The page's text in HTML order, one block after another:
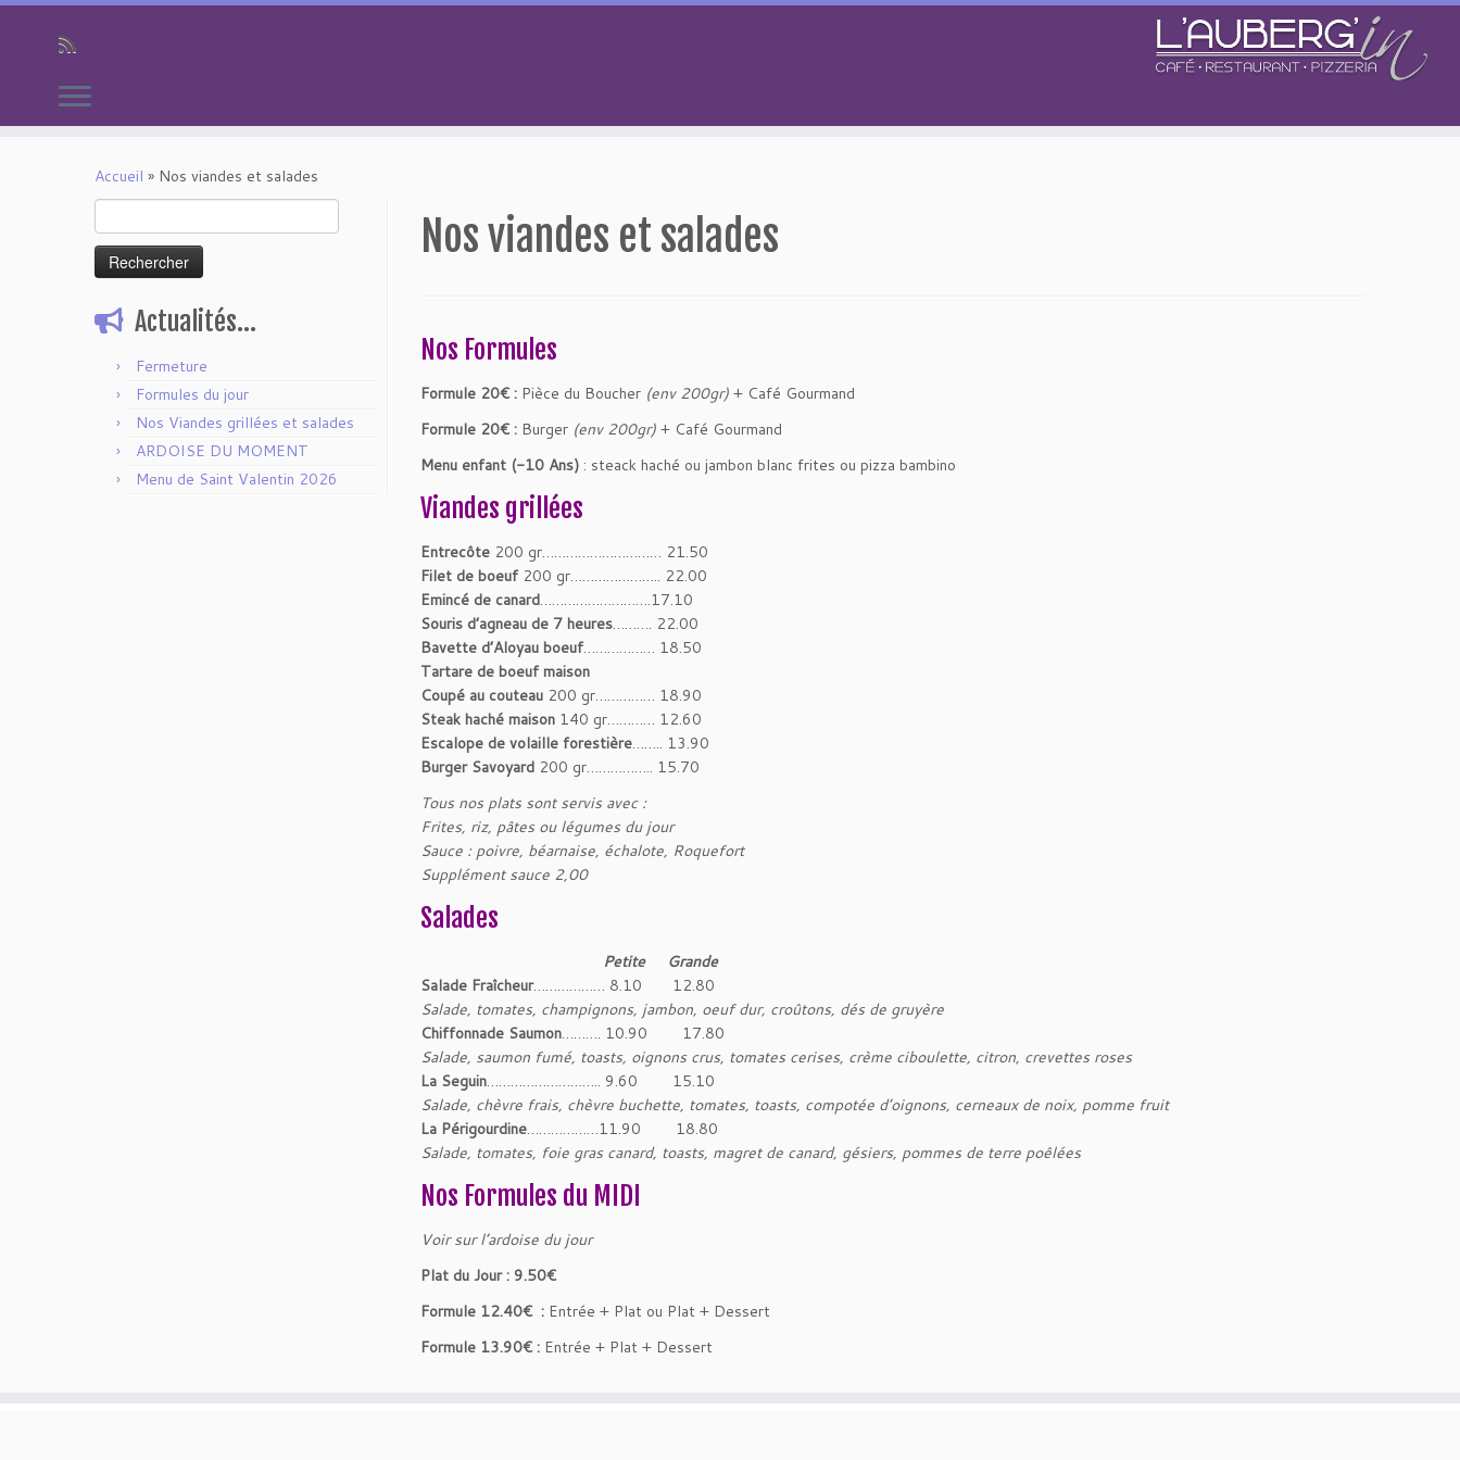
Accueil » Nos viandes et salades
Actualités…
Fermeture
Formules du jour
Nos Viandes grillées et salades
ARDOISE DU MOMENT
Menu de Saint Valentin 2026
Nos viandes et salades
Nos Formules
Formule 20€ : Pièce du Boucher (env 200gr) + Café Gourmand
Formule 20€ : Burger (env 200gr) + Café Gourmand
Menu enfant (-10 Ans) : steack haché ou jambon blanc frites ou pizza bambino
Viandes grillées
Entrecôte 200 gr………………………… 21.50
Filet de boeuf200 gr………………….. 22.00
Emincé de canard……………………….17.10
Souris d’agneau de 7 heures………. 22.00
Bavette d’Aloyau boeuf……………… 18.50
Tartare de boeuf maison
Coupé au couteau 200 gr…………… 18.90
Steak haché maison 140 gr………… 12.60
Escalope de volaille forestière…….. 13.90
Burger Savoyard 200 gr…………….. 15.70
Tous nos plats sont servis avec :
Frites, riz, pâtes ou légumes du jour
Sauce : poivre, béarnaise, échalote, Roquefort
Supplément sauce 2,00
Salades
Petite Grande
Salade Fraîcheur……………… 8.10 12.80
Salade, tomates, champignons, jambon, oeuf dur, croûtons, dés de gruyère
Chiffonnade Saumon………. 10.90 17.80
Salade, saumon fumé, toasts, oignons crus, tomates cerises, crème ciboulette, citron, crevettes roses
La Seguin……………………….. 9.60 15.10
Salade, chèvre frais, chèvre buchette, tomates, toasts, compotée d’oignons, cerneaux de noix, pomme fruit
La Périgourdine………………11.90 18.80
Salade, tomates, foie gras canard, toasts, magret de canard, gésiers, pommes de terre poêlées
Nos Formules du MIDI
Voir sur l’ardoise du jour
Plat du Jour : 9.50€
Formule 12.40€ : Entrée + Plat ou Plat + Dessert
Formule 13.90€ : Entrée + Plat + Dessert